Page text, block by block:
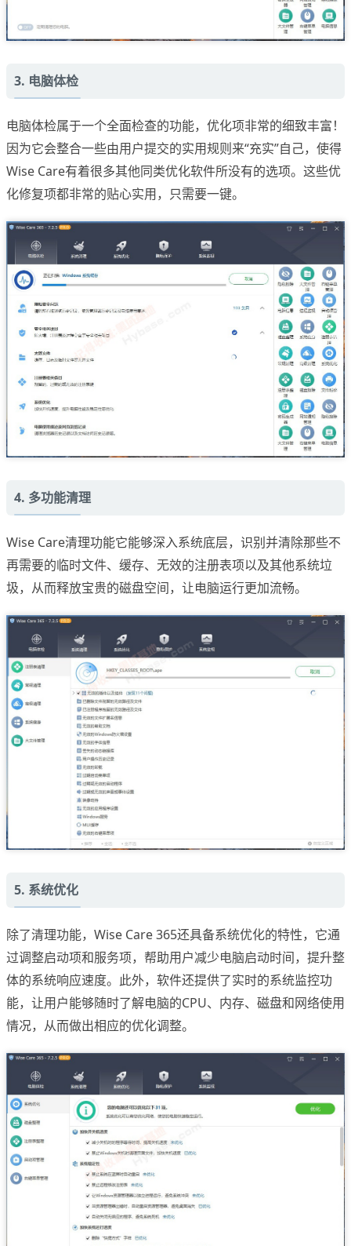
3. 电脑体检
电脑体检属于一个全面检查的功能，优化项非常的细致丰富！
因为它会整合一些由用户提交的实用规则来“充实”自己，使得
Wise Care有着很多其他同类优化软件所没有的选项。这些优
化修复项都非常的贴心实用，只需要一键。
4. 多功能清理
Wise Care清理功能它能够深入系统底层，识别并清除那些不
再需要的临时文件、缓存、无效的注册表项以及其他系统垃
圾，从而释放宝贵的磁盘空间，让电脑运行更加流畅。
5. 系统优化
除了清理功能，Wise Care 365还具备系统优化的特性，它通
过调整启动项和服务项，帮助用户减少电脑启动时间，提升整
体的系统响应速度。此外，软件还提供了实时的系统监控功
能，让用户能够随时了解电脑的CPU、内存、磁盘和网络使用
情况，从而做出相应的优化调整。